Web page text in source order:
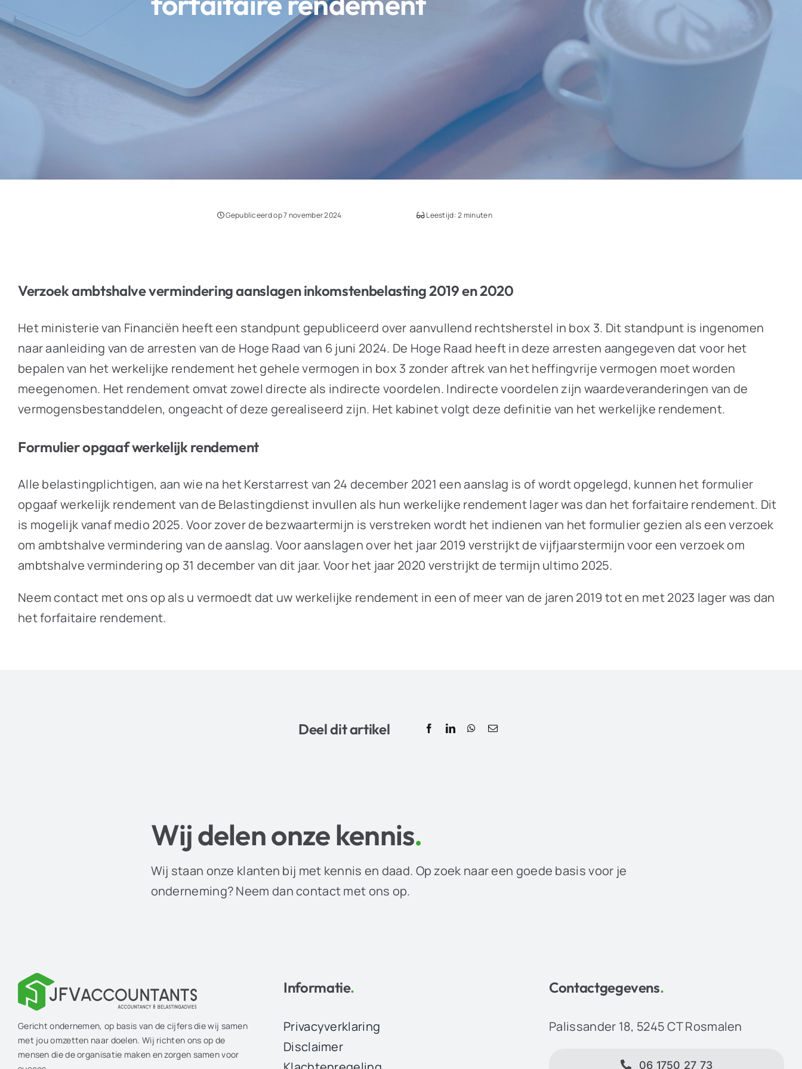
Gepubliceerd op 7 november 2024 Leestijd: 2 minuten
Verzoek ambtshalve vermindering aanslagen inkomstenbelasting 2019 en 2020
Het ministerie van Financiën heeft een standpunt gepubliceerd over aanvullend rechtsherstel in box 3. Dit standpunt is ingenomen
naar aanleiding van de arresten van de Hoge Raad van 6 juni 2024. De Hoge Raad heeft in deze arresten aangegeven dat voor het
bepalen van het werkelijke rendement het gehele vermogen in box 3 zonder aftrek van het heffingvrije vermogen moet worden
meegenomen. Het rendement omvat zowel directe als indirecte voordelen. Indirecte voordelen zijn waardeveranderingen van de
vermogensbestanddelen, ongeacht of deze gerealiseerd zijn. Het kabinet volgt deze definitie van het werkelijke rendement.
Formulier opgaaf werkelijk rendement
Alle belastingplichtigen, aan wie na het Kerstarrest van 24 december 2021 een aanslag is of wordt opgelegd, kunnen het formulier
opgaaf werkelijk rendement van de Belastingdienst invullen als hun werkelijke rendement lager was dan het forfaitaire rendement. Dit
is mogelijk vanaf medio 2025. Voor zover de bezwaartermijn is verstreken wordt het indienen van het formulier gezien als een verzoek
om ambtshalve vermindering van de aanslag. Voor aanslagen over het jaar 2019 verstrijkt de vijfjaarstermijn voor een verzoek om
ambtshalve vermindering op 31 december van dit jaar. Voor het jaar 2020 verstrijkt de termijn ultimo 2025.
Neem contact met ons op als u vermoedt dat uw werkelijke rendement in een of meer van de jaren 2019 tot en met 2023 lager was dan
het forfaitaire rendement.
Deel dit artikel
Wij delen onze kennis.
Wij staan onze klanten bij met kennis en daad. Op zoek naar een goede basis voor je
onderneming? Neem dan contact met ons op.
Gericht ondernemen, op basis van de cijfers die wij samen
met jou omzetten naar doelen. Wij richten ons op de
mensen die de organisatie maken en zorgen samen voor
Informatie.
Privacyverklaring
Disclaimer
Contactgegevens.
Palissander 18, 5245 CT Rosmalen
06 1750 27 73